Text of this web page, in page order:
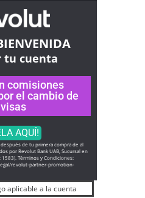
tu cuenta
comisiones
el cambio de
AQUÍ!
de tu primera compra de al
por Revolut Bank UAB, Sucursal en
1583). Términos y Condiciones:
revolut-partner-promotion-
aplicable a la cuenta